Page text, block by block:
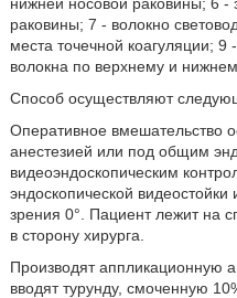
раковины; 7 - волокно
места точечной коагуляции;
волокна по верхнему и
Способ осуществляют
Оперативное вмешательство
анестезией или под общим
видеоэндоскопическим
эндоскопической видеостойки
зрения 0°. Пациент лежит на
в сторону хирурга.
Производят аппликационную
вводят турунду, смоченную